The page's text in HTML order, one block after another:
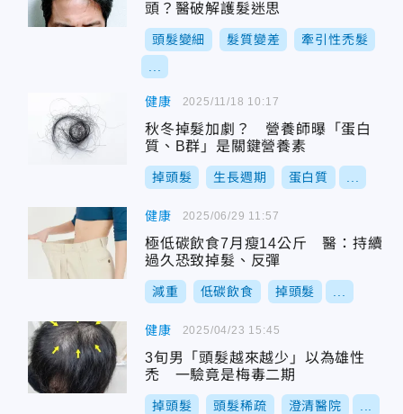
頭？醫破解護髮迷思
頭髮變細 髮質變差 牽引性禿髮
健康
秋冬掉髮加劇？ 營養師曝「蛋白
質、B群」是關鍵營養素
掉頭髮 生長週期 蛋白質
2025/11/18 10:17
健康
極低碳飲食7月瘦14公斤 醫：持續
過久恐致掉髮、反彈
減重 低碳飲食 掉頭髮
2025/06/29 11:57
健康
3旬男「頭髮越來越少」以為雄性
禿 一驗竟是梅毒二期
掉頭髮 頭髮稀疏 澄清醫院
2025/04/23 15:45